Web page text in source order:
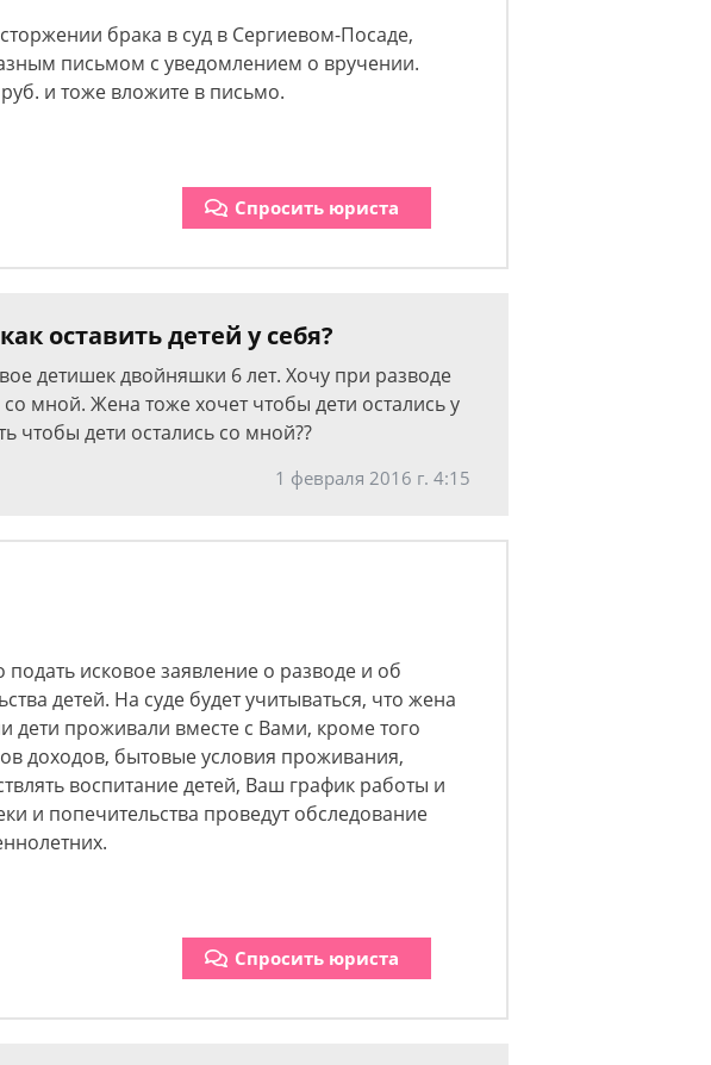
брака в суд в Сергиевом-Посаде,
письмом с уведомлением о вручении.
и тоже вложите в письмо.
Спросить юриста
оставить детей у себя?
детишек двойняшки 6 лет. Хочу при разводе
мной. Жена тоже хочет чтобы дети остались у
чтобы дети остались со мной??
1 февраля 2016 г. 4:15
исковое заявление о разводе и об
детей. На суде будет учитываться, что жена
дети проживали вместе с Вами, кроме того
доходов, бытовые условия проживания,
воспитание детей, Ваш график работы и
и попечительства проведут обследование
Спросить юриста